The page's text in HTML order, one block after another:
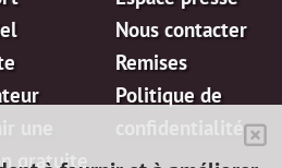
gratuite
Nous contacter
Remises
Politique de